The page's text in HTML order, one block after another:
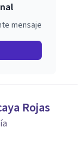
mensaje
Rojas